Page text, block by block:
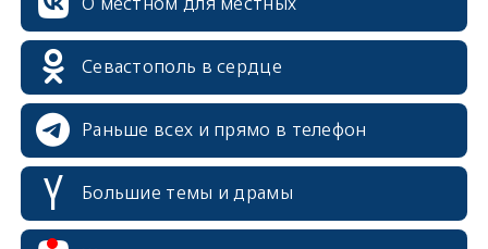
Севастополь в сердце
Раньше всех и прямо в телефон
Большие темы и драмы